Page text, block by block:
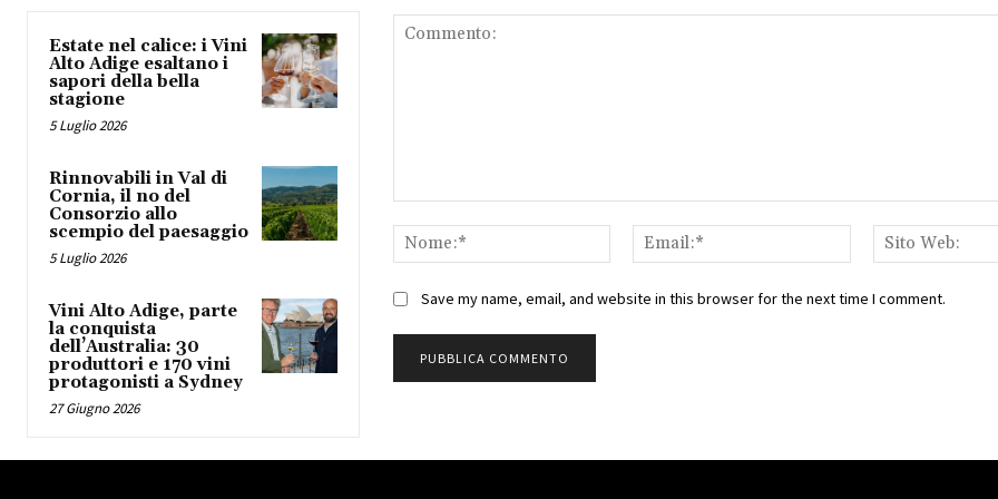
Estate nel calice: i Vini
Alto Adige esaltano i
sapori della bella
stagione
5 Luglio 2026
Rinnovabili in Val di
Cornia, il no del
Consorzio allo
scempio del paesaggio
5 Luglio 2026
Vini Alto Adige, parte
la conquista
dell’Australia: 30
produttori e 170 vini
protagonisti a Sydney
27 Giugno 2026
Nome:*
Email:*
Save my name, email, and website in this browser for the next time I comment.